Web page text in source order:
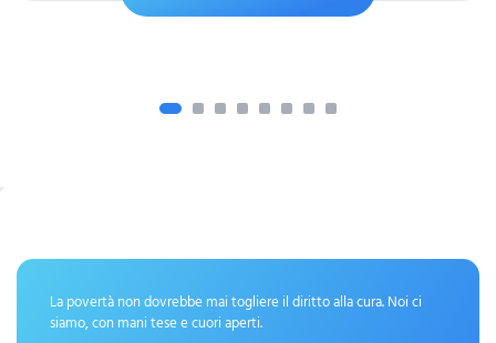
La povertà non dovrebbe mai togliere il diritto alla cura. Noi ci
siamo, con mani tese e cuori aperti.